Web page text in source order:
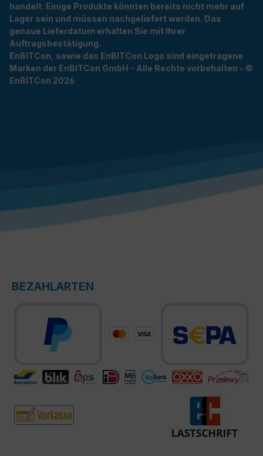
handelt. Einige Produkte könnten bereits nicht mehr auf
Lager sein und müssen nachgeliefert werden. Das
genaue Lieferdatum erhalten Sie mit Ihrer
Auftragsbestätigung.
EnBITCon, sowie das EnBITCon Logo sind eingetragene
Marken der EnBITCon GmbH - Alle Rechte vorbehalten - ©
EnBITCon 2026
BEZAHLARTEN